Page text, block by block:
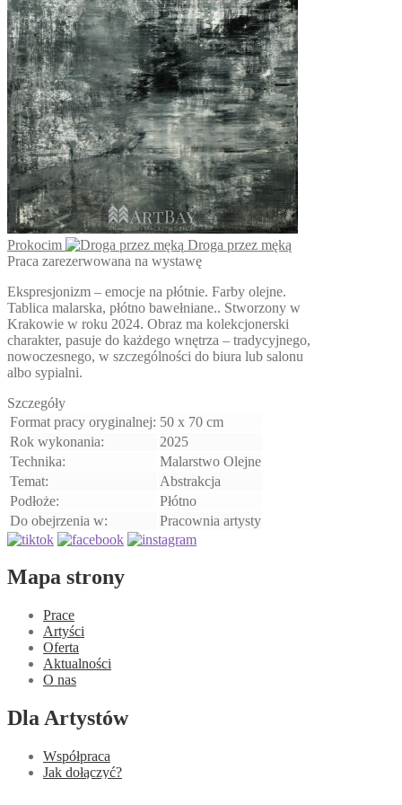
można
wybrać
na
stronie
produktu
Prokocim
Droga przez męką
Praca zarezerwowana na wystawę
Ekspresjonizm – emocje na płótnie. Farby olejne.
Tablica malarska, płótno bawełniane.. Stworzony w
Krakowie w roku 2024. Obraz ma kolekcjonerski
charakter, pasuje do każdego wnętrza – tradycyjnego,
nowoczesnego, w szczególności do biura lub salonu
albo sypialni.
Szczegóły
Format pracy oryginalnej: 50 x 70 cm
Rok wykonania:
2025
Technika:
Malarstwo Olejne
Temat:
Abstrakcja
Podłoże:
Płótno
Do obejrzenia w:
Pracownia artysty
Mapa strony
Prace
Artyści
Oferta
Aktualności
O nas
Dla Artystów
Współpraca
Jak dołączyć?